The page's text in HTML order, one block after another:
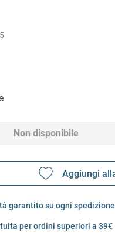
Non disponibile
garantito su ogni spedizione
per ordini superiori a 39€